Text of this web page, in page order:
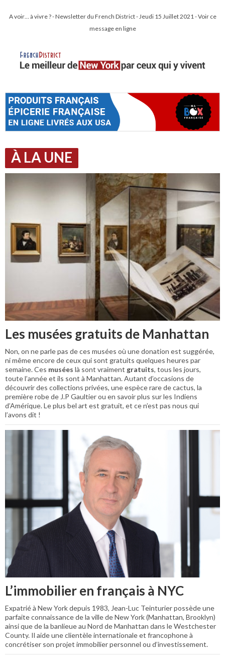
A voir… à vivre ? - Newsletter du French District - Jeudi 15 Juillet 2021 - Voir ce
message en ligne
À LA UNE
Les musées gratuits de Manhattan
Non, on ne parle pas de ces musées où une donation est suggérée,
ni même encore de ceux qui sont gratuits quelques heures par
semaine. Ces musées là sont vraiment gratuits, tous les jours,
toute l’année et ils sont à Manhattan. Autant d’occasions de
découvrir des collections privées, une espèce rare de cactus, la
première robe de J.P Gaultier ou en savoir plus sur les Indiens
d’Amérique. Le plus bel art est gratuit, et ce n’est pas nous qui
l’avons dit !
L’immobilier en français à NYC
Expatrié à New York depuis 1983, Jean-Luc Teinturier possède une
parfaite connaissance de la ville de New York (Manhattan, Brooklyn)
ainsi que de la banlieue au Nord de Manhattan dans le Westchester
County. Il aide une clientèle internationale et francophone à
concrétiser son projet immobilier personnel ou d’investissement.